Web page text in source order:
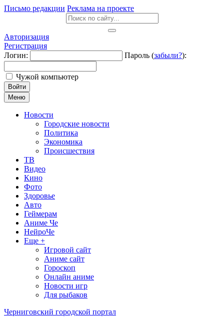
Письмо редакции Реклама на проекте
Авторизация
Регистрация
Логин:
Пароль (забыли?):
Чужой компьютер
Войти
Меню
Новости
Городские новости
Политика
Экономика
Происшествия
ТВ
Видео
Кино
Фото
Здоровье
Авто
Геймерам
Аниме Че
НейроЧе
Еще +
Игровой сайт
Аниме сайт
Гороскоп
Онлайн аниме
Новости игр
Для рыбаков
Черниговский городской портал